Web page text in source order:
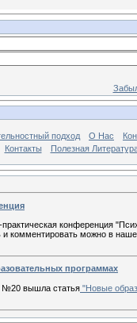
подход О Нас
Контакты Полезная
конференция
и комментировать можно в
программах
№20 вышла статья "Новые